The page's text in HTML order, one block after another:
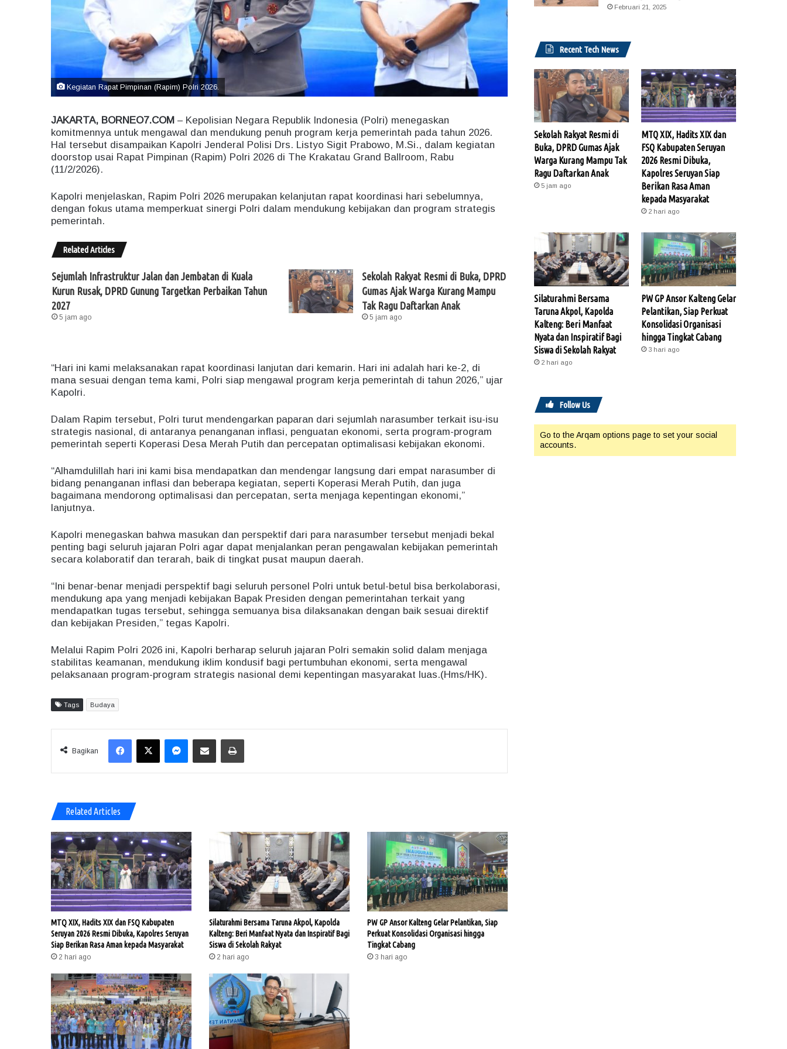
Kegiatan Rapat Pimpinan (Rapim) Polri 2026.
JAKARTA, BORNEO7.COM – Kepolisian Negara Republik Indonesia (Polri) menegaskan
komitmennya untuk mengawal dan mendukung penuh program kerja pemerintah pada tahun 2026.
Hal tersebut disampaikan Kapolri Jenderal Polisi Drs. Listyo Sigit Prabowo, M.Si., dalam kegiatan
doorstop usai Rapat Pimpinan (Rapim) Polri 2026 di The Krakatau Grand Ballroom, Rabu
(11/2/2026).
Kapolri menjelaskan, Rapim Polri 2026 merupakan kelanjutan rapat koordinasi hari sebelumnya,
dengan fokus utama memperkuat sinergi Polri dalam mendukung kebijakan dan program strategis
pemerintah.
Related Articles
Sejumlah Infrastruktur Jalan dan Jembatan di Kuala
Kurun Rusak, DPRD Gunung Targetkan Perbaikan Tahun
2027
5 jam ago
Sekolah Rakyat Resmi di Buka, DPRD
Gumas Ajak Warga Kurang Mampu
Tak Ragu Daftarkan Anak
5 jam ago
“Hari ini kami melaksanakan rapat koordinasi lanjutan dari kemarin. Hari ini adalah hari ke-2, di
mana sesuai dengan tema kami, Polri siap mengawal program kerja pemerintah di tahun 2026,” ujar
Kapolri.
Dalam Rapim tersebut, Polri turut mendengarkan paparan dari sejumlah narasumber terkait isu-isu
strategis nasional, di antaranya penanganan inflasi, penguatan ekonomi, serta program-program
pemerintah seperti Koperasi Desa Merah Putih dan percepatan optimalisasi kebijakan ekonomi.
“Alhamdulillah hari ini kami bisa mendapatkan dan mendengar langsung dari empat narasumber di
bidang penanganan inflasi dan beberapa kegiatan, seperti Koperasi Merah Putih, dan juga
bagaimana mendorong optimalisasi dan percepatan, serta menjaga kepentingan ekonomi,”
lanjutnya.
Kapolri menegaskan bahwa masukan dan perspektif dari para narasumber tersebut menjadi bekal
penting bagi seluruh jajaran Polri agar dapat menjalankan peran pengawalan kebijakan pemerintah
secara kolaboratif dan terarah, baik di tingkat pusat maupun daerah.
“Ini benar-benar menjadi perspektif bagi seluruh personel Polri untuk betul-betul bisa berkolaborasi,
mendukung apa yang menjadi kebijakan Bapak Presiden dengan pemerintahan terkait yang
mendapatkan tugas tersebut, sehingga semuanya bisa dilaksanakan dengan baik sesuai direktif
dan kebijakan Presiden,” tegas Kapolri.
Melalui Rapim Polri 2026 ini, Kapolri berharap seluruh jajaran Polri semakin solid dalam menjaga
stabilitas keamanan, mendukung iklim kondusif bagi pertumbuhan ekonomi, serta mengawal
pelaksanaan program-program strategis nasional demi kepentingan masyarakat luas.(Hms/HK).
Tags Budaya
Bagikan
X
Related Articles
MTQ XIX, Hadits XIX dan FSQ Kabupaten
Seruyan 2026 Resmi Dibuka, Kapolres Seruyan
Siap Berikan Rasa Aman kepada Masyarakat
2 hari ago
Silaturahmi Bersama Taruna Akpol, Kapolda
Kalteng: Beri Manfaat Nyata dan Inspiratif Bagi
Siswa di Sekolah Rakyat
2 hari ago
PW GP Ansor Kalteng Gelar Pelantikan, Siap
Perkuat Konsolidasi Organisasi hingga
Tingkat Cabang
3 hari ago
Februari 21, 2025
Recent Tech News
Sekolah Rakyat Resmi di
Buka, DPRD Gumas Ajak
Warga Kurang Mampu Tak
Ragu Daftarkan Anak
5 jam ago
MTQ XIX, Hadits XIX dan
FSQ Kabupaten Seruyan
2026 Resmi Dibuka,
Kapolres Seruyan Siap
Berikan Rasa Aman
kepada Masyarakat
2 hari ago
Silaturahmi Bersama
Taruna Akpol, Kapolda
Kalteng: Beri Manfaat
Nyata dan Inspiratif Bagi
Siswa di Sekolah Rakyat
2 hari ago
PW GP Ansor Kalteng Gelar
Pelantikan, Siap Perkuat
Konsolidasi Organisasi
hingga Tingkat Cabang
3 hari ago
Follow Us
Go to the Arqam options page to set your social
accounts.